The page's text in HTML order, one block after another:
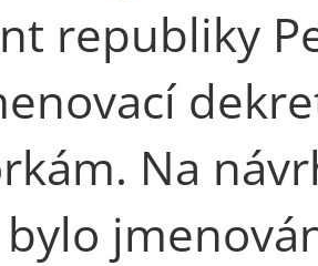
republiky
Na
bylo